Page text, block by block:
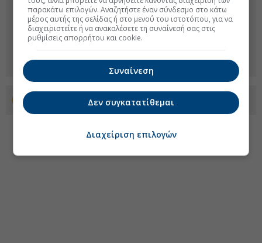
Προσθέστε το euro2day.gr στο Discover
παρακάτω επιλογών. Αναζητήστε έναν σύνδεσμο στο κάτω
μέρος αυτής της σελίδας ή στο μενού του ιστοτόπου, για να
διαχειριστείτε ή να ανακαλέσετε τη συναίνεσή σας στις
ρυθμίσεις απορρήτου και cookie.
Συναίνεση
Δεν συγκατατίθεμαι
Διαχείριση επιλογών